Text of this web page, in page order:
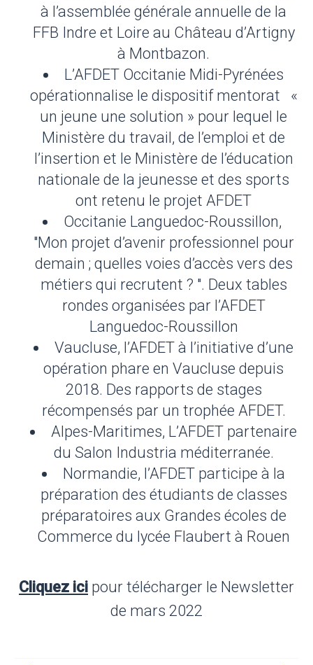
à l’assemblée générale annuelle de la
FFB Indre et Loire au Château d’Artigny
à Montbazon.
L’AFDET Occitanie Midi-Pyrénées
opérationnalise le dispositif mentorat «
un jeune une solution » pour lequel le
Ministère du travail, de l’emploi et de
l’insertion et le Ministère de l’éducation
nationale de la jeunesse et des sports
ont retenu le projet AFDET
Occitanie Languedoc-Roussillon,
"Mon projet d’avenir professionnel pour
demain ; quelles voies d’accès vers des
métiers qui recrutent ? ". Deux tables
rondes organisées par l’AFDET
Languedoc-Roussillon
Vaucluse, l’AFDET à l’initiative d’une
opération phare en Vaucluse depuis
2018. Des rapports de stages
récompensés par un trophée AFDET.
Alpes-Maritimes, L’AFDET partenaire
du Salon Industria méditerranée.
Normandie, l’AFDET participe à la
préparation des étudiants de classes
préparatoires aux Grandes écoles de
Commerce du lycée Flaubert à Rouen
Cliquez ici pour télécharger le Newsletter
de mars 2022